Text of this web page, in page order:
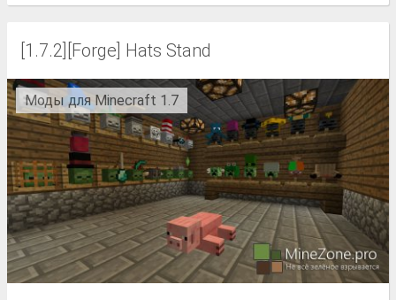
[1.7.2][Forge] Hats Stand
Моды для Minecraft 1.7